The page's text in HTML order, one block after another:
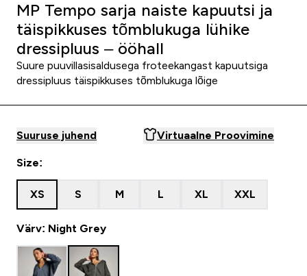
MP Tempo sarja naiste kapuutsi ja
täispikkuses tõmblukuga lühike
dressipluus – ööhall
Suure puuvillasisaldusega froteekangast kapuutsiga
dressipluus täispikkuses tõmblukuga lõige
Suuruse juhend Virtuaalne Proovimine
Size:
XS S M L XL XXL
Värv: Night Grey